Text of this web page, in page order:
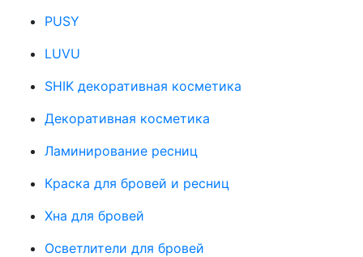
PUSY
LUVU
SHIK декоративная косметика
Декоративная косметика
Ламинирование ресниц
Краска для бровей и ресниц
Хна для бровей
Осветлители для бровей